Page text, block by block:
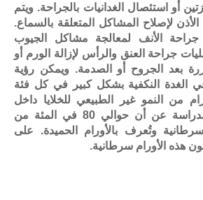
أو استئصال الغدانيات بالجراحة. ويتم
لإصلاح المشاكل المتعلقة بالسماع.
جراحة الأنف لمعالجة مشاكل الجيوب
جراحة العنق والرأس لإزالة الورم أو
بعد الجروح أو الصدمة. ويمكن رؤية
في الغدة النكفية بشكل كبير في كل فئة
من النمو غير الطبيعي للخلايا داخل
الغدة. وقد كشفت الدراسة عن أن حوالي 80 في المئة من
وتُعرف بالأورام الحميدة. على
هذه الأورام سرطانية.